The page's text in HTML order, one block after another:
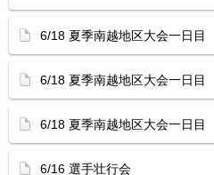
6/18 夏季南越地区大会一日
6/18 夏季南越地区大会一日
6/18 夏季南越地区大会一日
6/16 選手壮行会